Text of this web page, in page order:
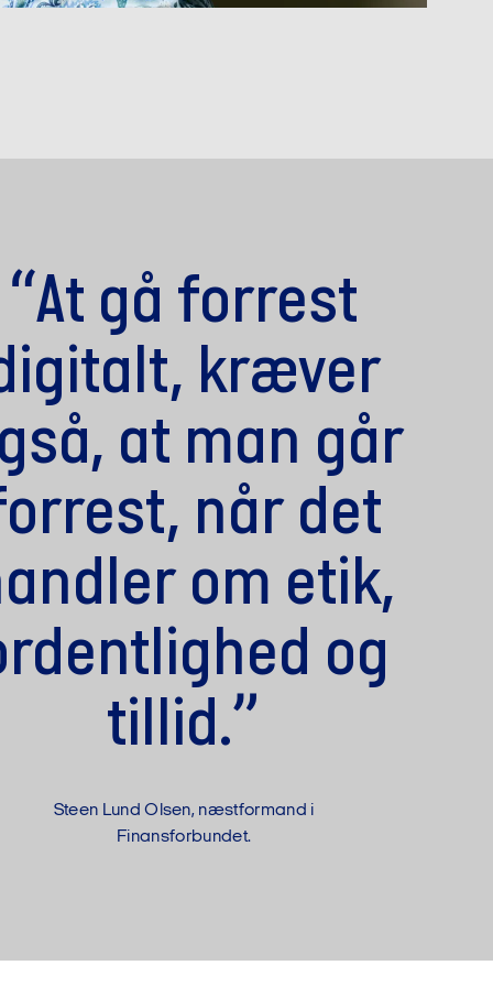
“At gå forrest
kræver
at man går
når det
om etik,
og
tillid.”
Steen Lund Olsen, næstformand i
Finansforbundet.